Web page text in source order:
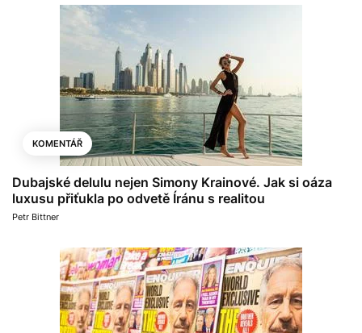
KOMENTÁŘ
Dubajské delulu nejen Simony Krainové. Jak si oáza
luxusu přiťukla po odvetě Íránu s realitou
Petr Bittner